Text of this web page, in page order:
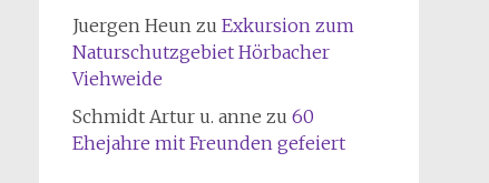
Juergen Heunzu Exkursion zum
Naturschutzgebiet Hörbacher
Viehweide
Schmidt Artur u. anne zu 60
Ehejahre mit Freunden gefeiert